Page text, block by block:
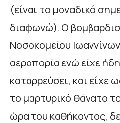
(είναι το μοναδικό
διαφωνώ). Ο
Νοσοκομείου
αεροπορία ενώ είχε
καταρρεύσει, και είχε
το μαρτυρικό θάνατο
ώρα του καθήκοντος,